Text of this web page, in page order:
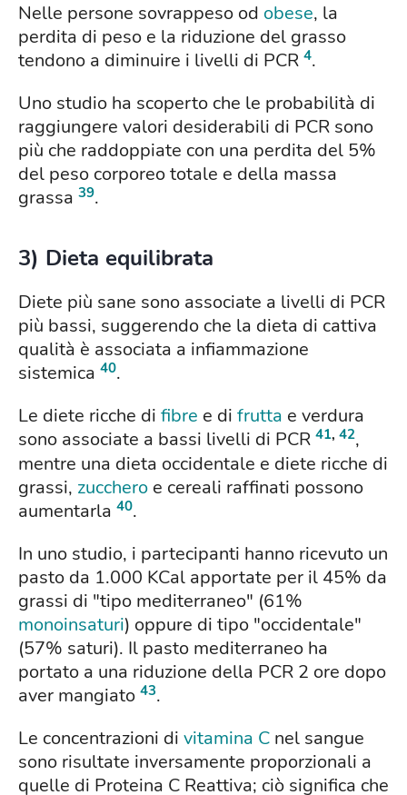
Nelle persone sovrappeso od obese, la
perdita di peso e la riduzione del grasso
tendono a diminuire i livelli di PCR 4.
Uno studio ha scoperto che le probabilità di
raggiungere valori desiderabili di PCR sono
più che raddoppiate con una perdita del 5%
del peso corporeo totale e della massa
grassa 39.
3) Dieta equilibrata
Diete più sane sono associate a livelli di PCR
più bassi, suggerendo che la dieta di cattiva
qualità è associata a infiammazione
sistemica 40.
Le diete ricche di fibre e di frutta e verdura
sono associate a bassi livelli di PCR 41, 42,
mentre una dieta occidentale e diete ricche di
grassi, zucchero e cereali raffinati possono
aumentarla 40.
In uno studio, i partecipanti hanno ricevuto un
pasto da 1.000 KCal apportate per il 45% da
grassi di "tipo mediterraneo" (61%
monoinsaturi) oppure di tipo "occidentale"
(57% saturi). Il pasto mediterraneo ha
portato a una riduzione della PCR 2 ore dopo
aver mangiato 43.
Le concentrazioni di vitamina C nel sangue
sono risultate inversamente proporzionali a
quelle di Proteina C Reattiva; ciò significa che